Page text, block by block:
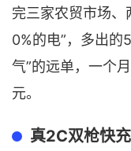
完三家农贸市场、
0%的电” ， 多出的
气”的远单，一个
元。
真2C双枪快